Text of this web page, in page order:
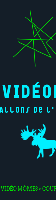
Allons de
VIDÉO MÔMES<